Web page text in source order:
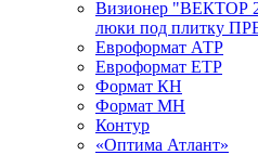
Визионер "ВЕКТОР
люки под плитку
Евроформат АТР
Евроформат ЕТР
Формат КН
Формат МН
Контур
«Оптима Атлант»